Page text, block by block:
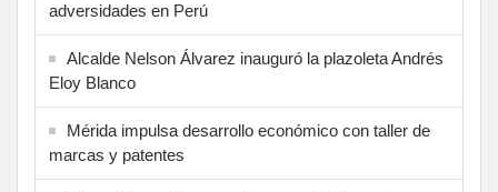
adversidades en Perú
Alcalde Nelson Álvarez inauguró la plazoleta Andrés
Eloy Blanco
Mérida impulsa desarrollo económico con taller de
marcas y patentes